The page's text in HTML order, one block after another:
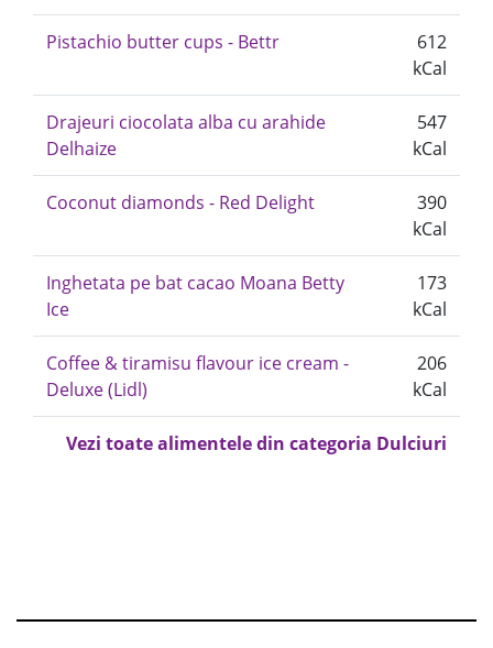
Pistachio butter cups - Bettr
612
kCal
Drajeuri ciocolata alba cu arahide
Delhaize
547
kCal
Coconut diamonds - Red Delight
390
kCal
Inghetata pe bat cacao Moana Betty
Ice
173
kCal
Coffee & tiramisu flavour ice cream -
Deluxe (Lidl)
206
kCal
Vezi toate alimentele din categoria Dulciuri